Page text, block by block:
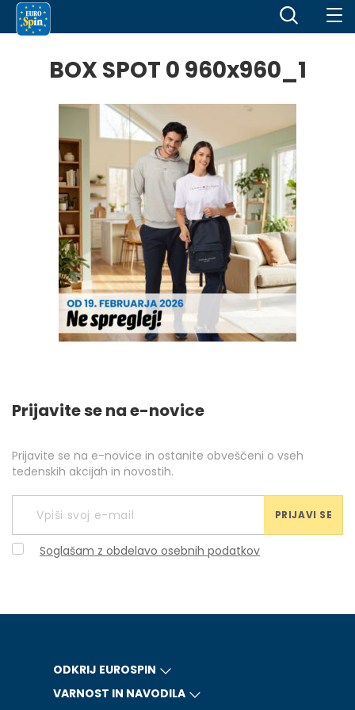
BOX SPOT 0 960x960_1
Prijavite se na e-novice
Prijavite se na e-novice in ostanite obveščeni o vseh
tedenskih akcijah in novostih.
PRIJAVI SE
Soglašam z obdelavo osebnih podatkov
ODKRIJ EUROSPIN
VARNOST IN NAVODILA